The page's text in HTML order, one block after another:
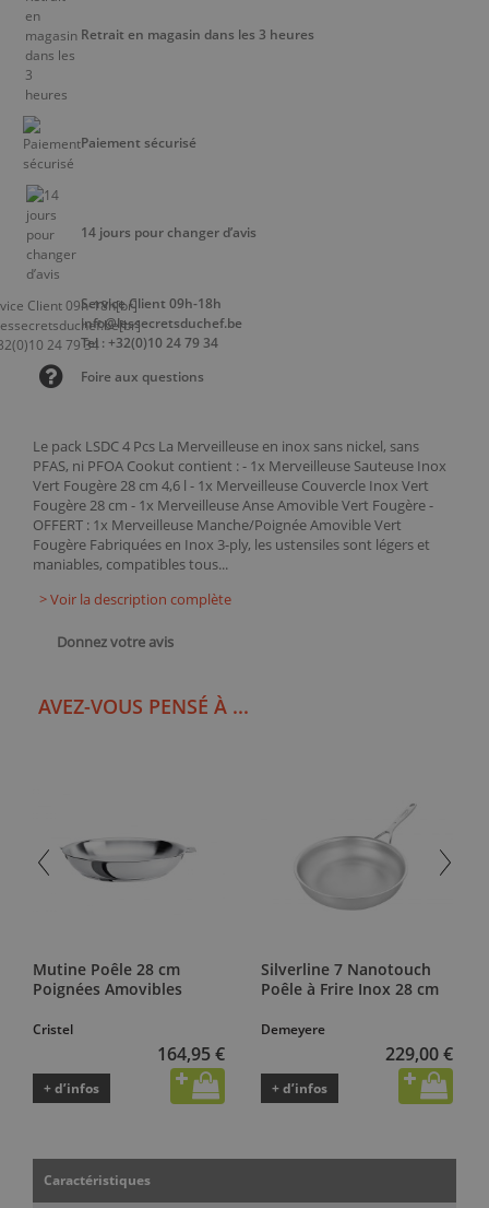
Le pack LSDC 4 Pcs La Merveilleuse en inox sans nickel, sans
PFAS, ni PFOA Cookut contient : - 1x Merveilleuse Sauteuse Inox
Vert Fougère 28 cm 4,6 l - 1x Merveilleuse Couvercle Inox Vert
Fougère 28 cm - 1x Merveilleuse Anse Amovible Vert Fougère -
OFFERT : 1x Merveilleuse Manche/Poignée Amovible Vert
Fougère Fabriquées en Inox 3-ply, les ustensiles sont légers et
maniables, compatibles tous...
> Voir la description complète
Donnez votre avis
Retrait en magasin dans les 3 heures
Paiement sécurisé
14 jours pour changer d’avis
Service Client 09h-18h
info@lessecretsduchef.be
Tel : +32(0)10 24 79 34
Foire aux questions
AVEZ-VOUS PENSÉ À ...
Mutine Poêle 28 cm
Poignées Amovibles
Cristel
164,95 €
+ d’infos
Silverline 7 Nanotouch
Poêle à Frire Inox 28 cm
Demeyere
229,00 €
+ d’infos
Caractéristiques